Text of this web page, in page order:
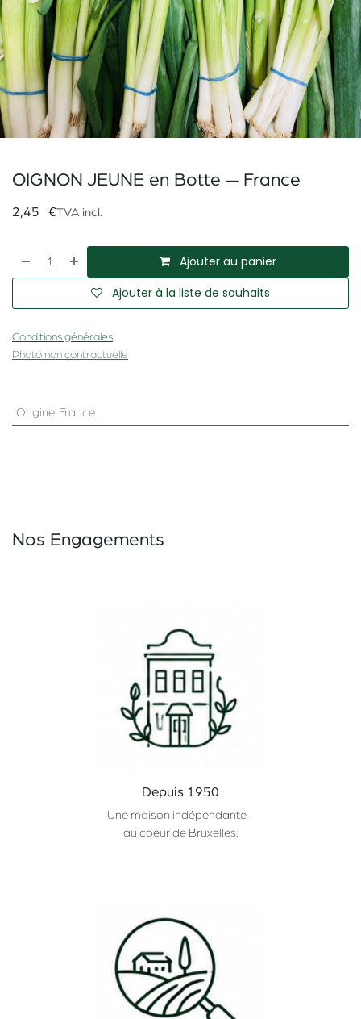
OIGNON JEUNE en Botte — France
2,45 €TVA incl.
Ajouter au panier
Ajouter à la liste de souhaits
Conditions générales
Photo non contractuelle
Origine: France
Nos Engagements
Depuis 1950
Une maison indépendante
au coeur de Bruxelles.